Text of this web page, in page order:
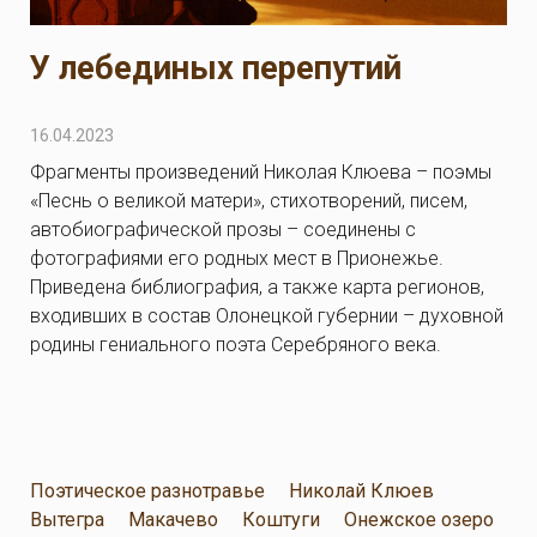
У лебединых перепутий
16.04.2023
Фрагменты произведений Николая Клюева – поэмы
«Песнь о великой матери», стихотворений, писем,
автобиографической прозы – соединены с
фотографиями его родных мест в Прионежье.
Приведена библиография, а также карта регионов,
входивших в состав Олонецкой губернии – духовной
родины гениального поэта Серебряного века.
Поэтическое разнотравье
Николай Клюев
Вытегра
Макачево Коштуги
Онежское озеро